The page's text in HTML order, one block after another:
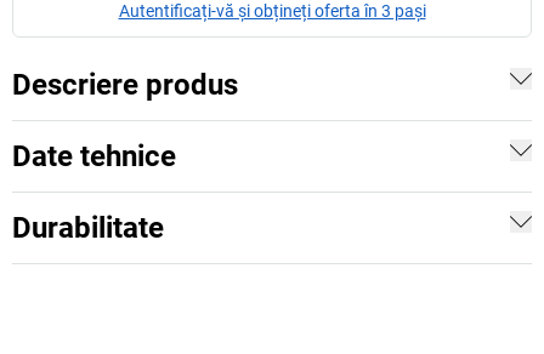
Autentificați-vă și obțineți oferta în 3 pași
Descriere produs
Date tehnice
Durabilitate